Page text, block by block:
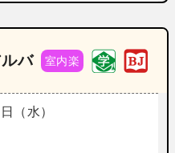
バ 室内楽
（水）